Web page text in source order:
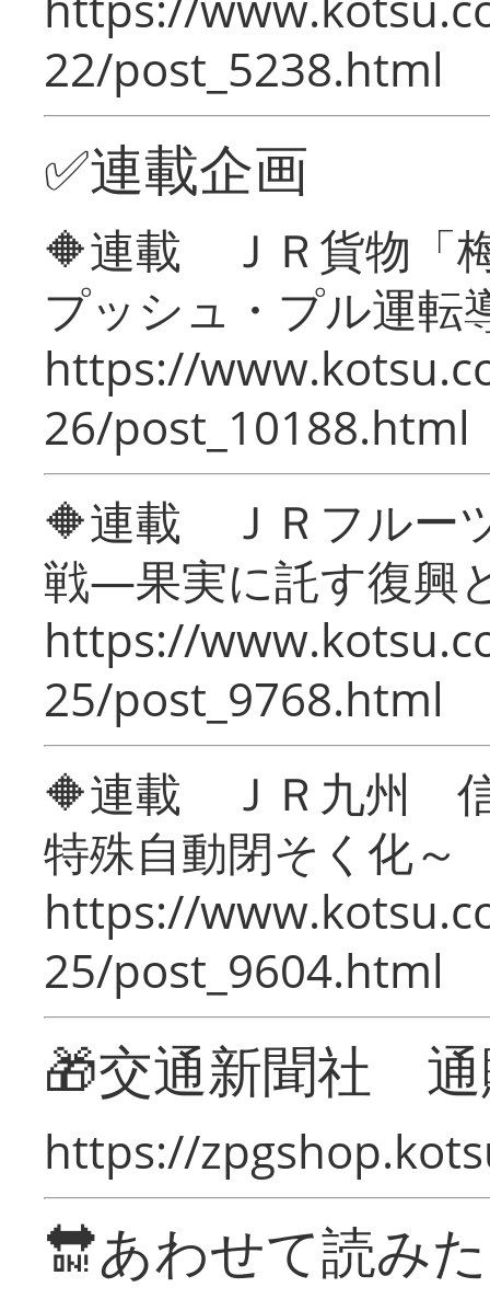
22/post_5238.html
✅連載企画
🔶連載 ＪＲ貨物「
プッシュ・プル運転
https://
26/post_10188.html
🔶連載 ＪＲフルー
戦―果実に託す復興
https://
25/post_9768.html
🔶連載 ＪＲ九州 信
特殊自動閉そく化～
https://
25/post_9604.html
🎁交通新聞社
https://
🔛あわせて読み